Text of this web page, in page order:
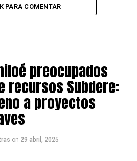
PARA COMENTAR
preocupados
recursos Subdere:
a proyectos
on 29 abril, 2025